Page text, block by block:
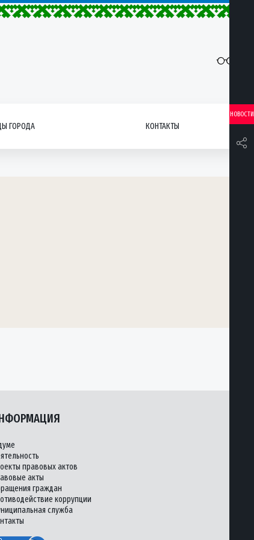
ГОРОДА КОНТАКТЫ
НОВОСТИ
правовых актов
акты
граждан
коррупции
служба